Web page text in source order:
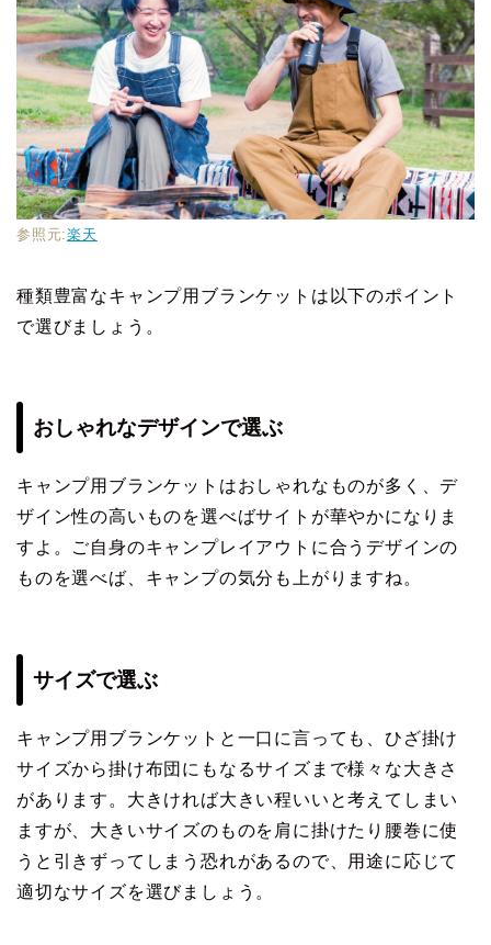
参照元:楽天
種類豊富なキャンプ用ブランケットは以下のポイント
で選びましょう。
おしゃれなデザインで選ぶ
キャンプ用ブランケットはおしゃれなものが多く、デ
ザイン性の高いものを選べばサイトが華やかになりま
すよ。ご自身のキャンプレイアウトに合うデザインの
ものを選べば、キャンプの気分も上がりますね。
サイズで選ぶ
キャンプ用ブランケットと一口に言っても、ひざ掛け
サイズから掛け布団にもなるサイズまで様々な大きさ
があります。大きければ大きい程いいと考えてしまい
ますが、大きいサイズのものを肩に掛けたり腰巻に使
うと引きずってしまう恐れがあるので、用途に応じて
適切なサイズを選びましょう。